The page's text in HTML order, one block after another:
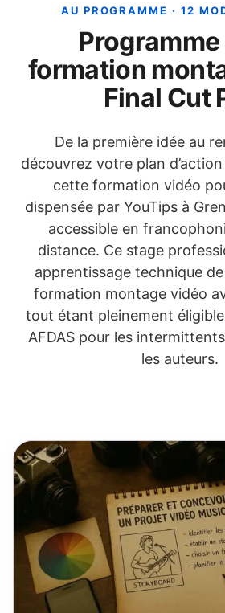
AU PROGRAMME · 12
Programme
formation
Final Cut
De la première idée au
découvrez votre plan
cette formation vidéo
dispensée par YouTips à
accessible en
distance. Ce stage
apprentissage technique
formation montage vidéo
tout étant pleinement
AFDAS pour les
les auteurs.